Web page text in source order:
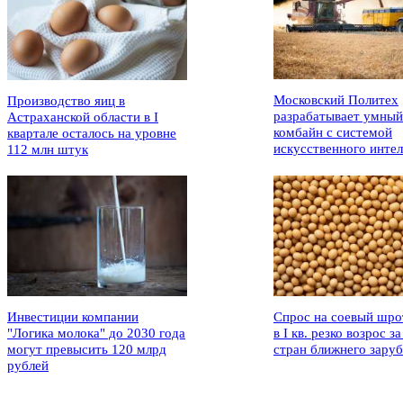
Производство яиц в
Астраханской области в I
квартале осталось на уровне
112 млн штук
Московский Политех
разрабатывает умный
комбайн с системой
искусственного
Инвестиции компании
"Логика молока" до 2030 года
могут превысить 120 млрд
рублей
Спрос на соевый
в I кв. резко возрос
стран ближнего